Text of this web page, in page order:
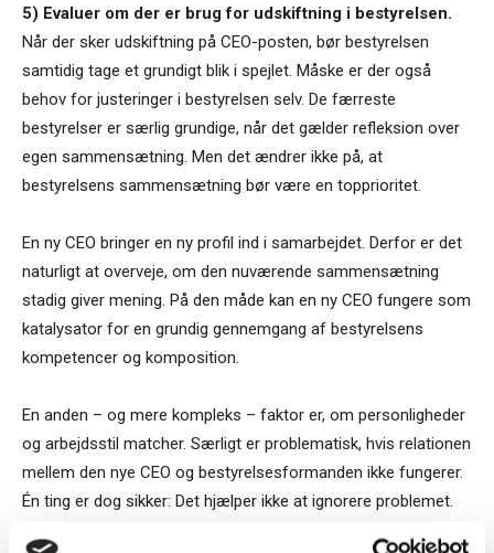
5) Evaluer om der er brug for udskiftning i bestyrelsen.
Når der sker udskiftning på CEO-posten, bør bestyrelsen
samtidig tage et grundigt blik i spejlet. Måske er der også
behov for justeringer i bestyrelsen selv. De færreste
bestyrelser er særlig grundige, når det gælder refleksion over
egen sammensætning. Men det ændrer ikke på, at
bestyrelsens sammensætning bør være en topprioritet.
En ny CEO bringer en ny profil ind i samarbejdet. Derfor er det
naturligt at overveje, om den nuværende sammensætning
stadig giver mening. På den måde kan en ny CEO fungere som
katalysator for en grundig gennemgang af bestyrelsens
kompetencer og komposition.
En anden – og mere kompleks – faktor er, om personligheder
og arbejdsstil matcher. Særligt er problematisk, hvis relationen
mellem den nye CEO og bestyrelsesformanden ikke fungerer.
Én ting er dog sikker: Det hjælper ikke at ignorere problemet.